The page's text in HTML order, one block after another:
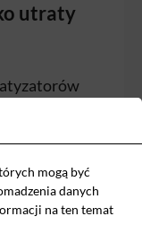
utraty
że
wykonany
mogą być
danych
na ten temat